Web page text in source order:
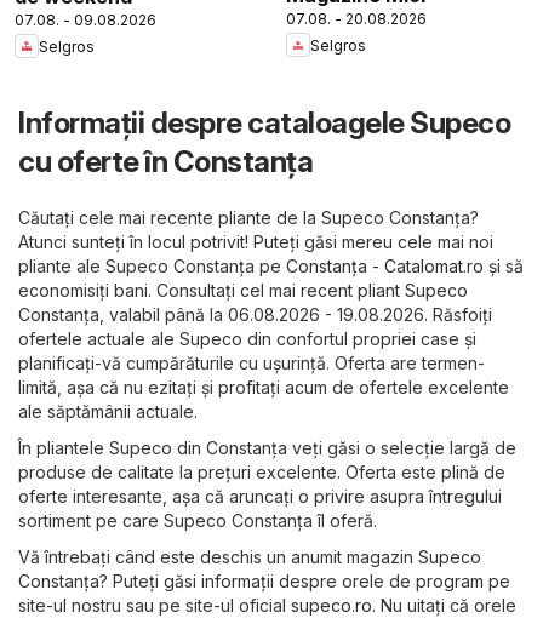
07.08. - 09.08.2026
Selgros
07.08. - 20.08.2026
Selgros
Informații despre cataloagele Supeco
cu oferte în Constanța
Căutați cele mai recente pliante de la Supeco Constanța?
Atunci sunteți în locul potrivit! Puteți găsi mereu cele mai noi
pliante ale Supeco Constanța pe Constanța - Catalomat.ro și să
economisiți bani. Consultați cel mai recent pliant Supeco
Constanța, valabil până la 06.08.2026 - 19.08.2026. Răsfoiți
ofertele actuale ale Supeco din confortul propriei case și
planificați-vă cumpărăturile cu ușurință. Oferta are termen-
limită, așa că nu ezitați și profitați acum de ofertele excelente
ale săptămânii actuale.
În pliantele Supeco din Constanța veți găsi o selecție largă de
produse de calitate la prețuri excelente. Oferta este plină de
oferte interesante, așa că aruncați o privire asupra întregului
sortiment pe care Supeco Constanța îl oferă.
Vă întrebați când este deschis un anumit magazin Supeco
Constanța? Puteți găsi informații despre orele de program pe
site-ul nostru sau pe site-ul oficial supeco.ro. Nu uitați că orele